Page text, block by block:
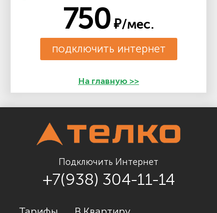
750 ₽/мес.
подключить интернет
На главную >>
Подключить Интернет
+7(938) 304-11-14